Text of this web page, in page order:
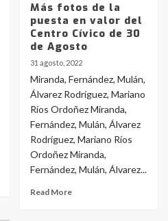
Más fotos de la
puesta en valor del
Centro Cívico de 30
de Agosto
31 agosto, 2022
Miranda, Fernández, Mulán,
Álvarez Rodríguez, Mariano
Ríos Ordoñez Miranda,
Fernández, Mulán, Álvarez
Rodríguez, Mariano Ríos
Ordoñez Miranda,
Fernández, Mulán, Álvarez...
Read More